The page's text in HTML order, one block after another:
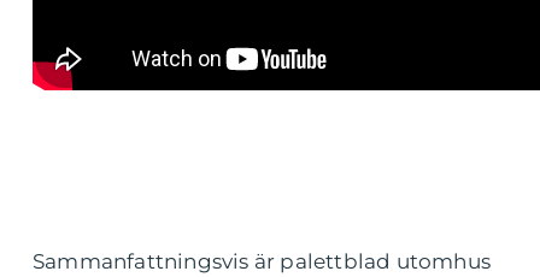
Sammanfattningsvis är palettblad utomhus